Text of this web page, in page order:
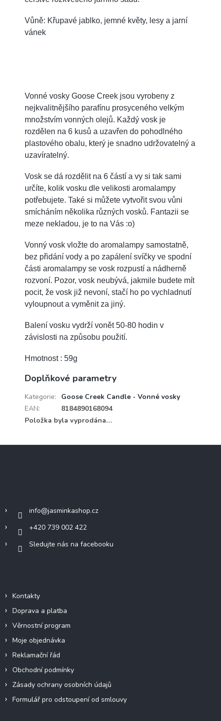
Vůně: Křupavé jablko, jemné květy, lesy a jarní
vánek
Vonné vosky Goose Creek jsou vyrobeny z
nejkvalitnějšího parafínu prosyceného velkým
množstvím vonných olejů. Každý vosk je
rozdělen na 6 kusů a uzavřen do pohodlného
plastového obalu, který je snadno udržovatelný a
uzavíratelný.
Vosk se dá rozdělit na 6 částí a vy si tak sami
určíte, kolik vosku dle velikosti aromalampy
potřebujete. Také si můžete vytvořit svou vůni
smícháním několika různých vosků. Fantazii se
meze nekladou, je to na Vás :o)
Vonný vosk vložte do aromalampy samostatně,
bez přidání vody a po zapálení svíčky ve spodní
části aromalampy se vosk rozpustí a nádherně
rozvoní. Pozor, vosk neubývá, jakmile budete mít
pocit, že vosk již nevoní, stačí ho po vychladnutí
vyloupnout a vyměnit za jiný.
Balení vosku vydrží vonět 50-80 hodin v
závislosti na způsobu použití.
Hmotnost : 59g
Doplňkové parametry
Kategorie:
Goose Creek Candle - Vonné vosky
EAN:
8184890168094
Položka byla vyprodána…
info@jasminkashop.cz
+420 739 002 422
Sledujte nás na facebooku
Kontakty
Doprava a platba
Věrnostní program
Moje objednávka
Reklamační řád
Obchodní podmínky
Zásady ochrany osobních údajů
Formulář pro odstoupení od smlouvy